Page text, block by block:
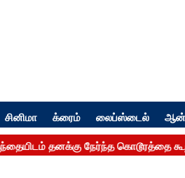
சினிமா க்ரைம் லைப்ஸ்டைல்